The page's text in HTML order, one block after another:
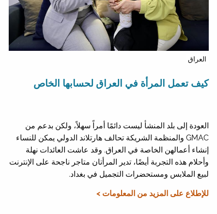
العراق
كيف تعمل المرأة في العراق لحسابها الخاص
العودة إلى بلد المنشأ ليست دائمًا أمراً سهلاً، ولكن بدعم من
GMAC والمنظمة الشريكة تحالف هارتلاند الدولي يمكن للنساء
إنشاء أعمالهن الخاصة في العراق. وقد عاشت العائدات نهلة
وأحلام هذه التجربة أيضًا، تدير المرأتان متاجر ناجحة على الإنترنت
لبيع الملابس ومستحضرات التجميل في بغداد.
للإطلاع على المزيد من المعلومات >